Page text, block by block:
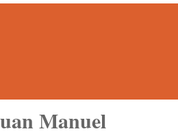
Manuel